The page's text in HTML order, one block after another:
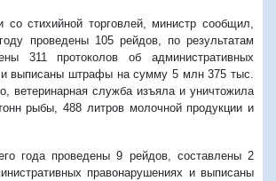
со стихийной торговлей, министр сообщил,
проведены 105 рейдов, по результатам
311 протоколов об административных
и выписаны штрафы на сумму 5 млн 375 тыс.
ветеринарная служба изъяла и уничтожила
рыбы, 488 литров молочной продукции и
года проведены 9 рейдов, составлены 2
правонарушениях и выписаны